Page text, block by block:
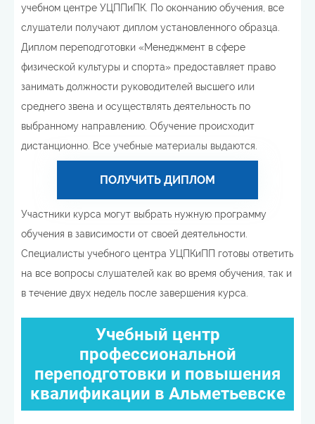
учебном центре УЦППиПК. По окончанию обучения, все
слушатели получают диплом установленного образца.
Диплом переподготовки «Менеджмент в сфере
физической культуры и спорта» предоставляет право
занимать должности руководителей высшего или
среднего звена и осуществлять деятельность по
выбранному направлению. Обучение происходит
дистанционно. Все учебные материалы выдаются.
ПОЛУЧИТЬ ДИПЛОМ
Участники курса могут выбрать нужную программу
обучения в зависимости от своей деятельности.
Специалисты учебного центра УЦПКиПП готовы ответить
на все вопросы слушателей как во время обучения, так и
в течение двух недель после завершения курса.
Учебный центр
профессиональной
переподготовки и повышения
квалификации в Альметьевске